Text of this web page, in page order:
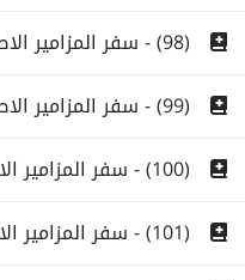
(98) - سفر المزامير الاصحاح الثامن والتسعون
(99) - سفر المزامير الاصحاح التاسع والتسعون
(100) - سفر المزامير الاصحاح المئة
(101) - سفر المزامير الاصحاح المئة والواحد